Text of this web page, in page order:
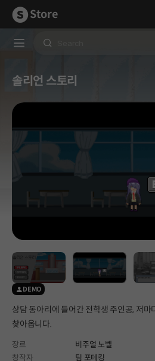
Store
솔리언 스토리
DEMO
상담 동아리에 들어간 전학생 주인공, 저마
찾아옵니다.
장르
비주얼 노벨
창작자
팀 포테킹